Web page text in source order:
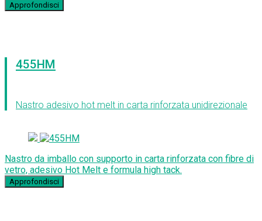
Approfondisci
455HM
Nastro adesivo hot melt in carta rinforzata unidirezionale
Nastro da imballo con supporto in carta rinforzata con fibre di
vetro, adesivo Hot Melt e formula high tack.
Approfondisci